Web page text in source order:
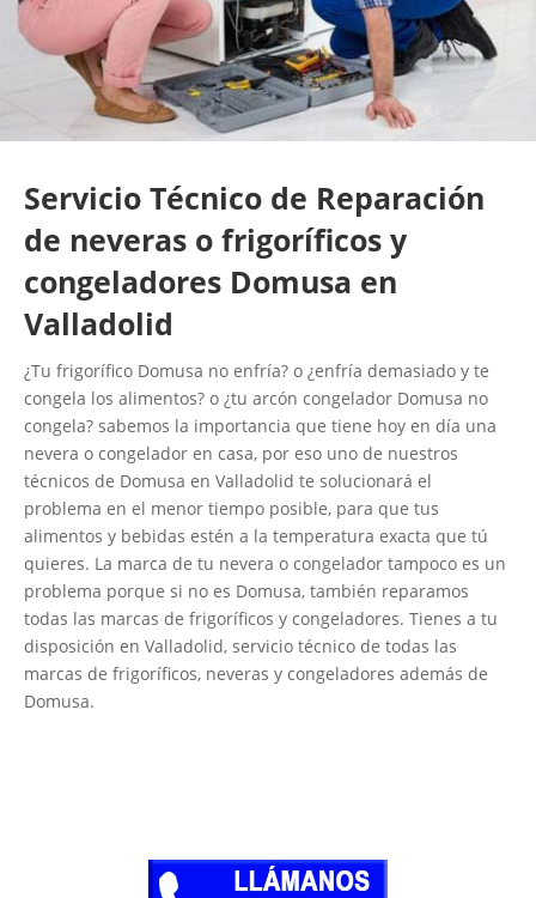
Servicio Técnico de Reparación
de neveras o frigoríficos y
congeladores Domusa en
Valladolid
¿Tu frigorífico Domusa no enfría? o ¿enfría demasiado y te
congela los alimentos? o ¿tu arcón congelador Domusa no
congela? sabemos la importancia que tiene hoy en día una
nevera o congelador en casa, por eso uno de nuestros
técnicos de Domusa en Valladolid te solucionará el
problema en el menor tiempo posible, para que tus
alimentos y bebidas estén a la temperatura exacta que tú
quieres. La marca de tu nevera o congelador tampoco es un
problema porque si no es Domusa, también reparamos
todas las marcas de frigoríficos y congeladores. Tienes a tu
disposición en Valladolid, servicio técnico de todas las
marcas de frigoríficos, neveras y congeladores además de
Domusa.